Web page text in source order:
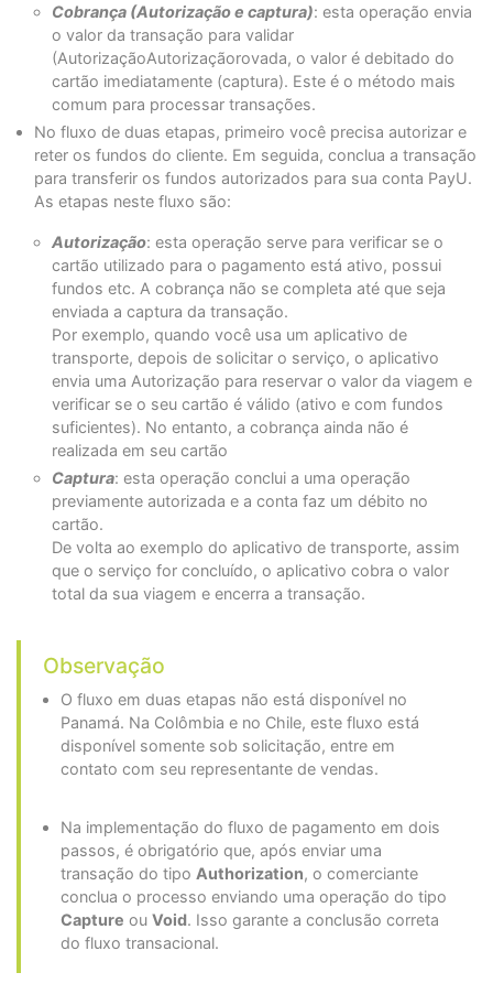
Cobrança (Autorização e captura): esta operação envia
o valor da transação para validar
(AutorizaçãoAutorizaçãorovada, o valor é debitado do
cartão imediatamente (captura). Este é o método mais
comum para processar transações.
No fluxo de duas etapas, primeiro você precisa autorizar e
reter os fundos do cliente. Em seguida, conclua a transação
para transferir os fundos autorizados para sua conta PayU.
As etapas neste fluxo são:
Autorização: esta operação serve para verificar se o
cartão utilizado para o pagamento está ativo, possui
fundos etc. A cobrança não se completa até que seja
enviada a captura da transação.
Por exemplo, quando você usa um aplicativo de
transporte, depois de solicitar o serviço, o aplicativo
envia uma Autorização para reservar o valor da viagem e
verificar se o seu cartão é válido (ativo e com fundos
suficientes). No entanto, a cobrança ainda não é
realizada em seu cartão
Captura: esta operação conclui a uma operação
previamente autorizada e a conta faz um débito no
cartão.
De volta ao exemplo do aplicativo de transporte, assim
que o serviço for concluído, o aplicativo cobra o valor
total da sua viagem e encerra a transação.
Observação
O fluxo em duas etapas não está disponível no
Panamá. Na Colômbia e no Chile, este fluxo está
disponível somente sob solicitação, entre em
contato com seu representante de vendas.
Na implementação do fluxo de pagamento em dois
passos, é obrigatório que, após enviar uma
transação do tipo Authorization, o comerciante
conclua o processo enviando uma operação do tipo
Capture ou Void. Isso garante a conclusão correta
do fluxo transacional.